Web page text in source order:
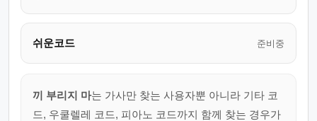
쉬운코드 준비중
끼 부리지 마는 가사만 찾는 사용자뿐 아니라 기타 코
드, 우쿨렐레 코드, 피아노 코드까지 함께 찾는 경우가